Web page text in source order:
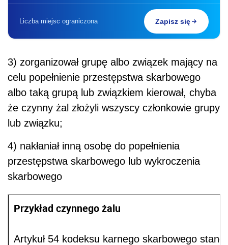
Liczba miejsc ograniczona Zapisz się
3) zorganizował grupę albo związek mający na
celu popełnienie przestępstwa skarbowego
albo taką grupą lub związkiem kierował, chyba
że czynny żal złożyli wszyscy członkowie grupy
lub związku;
4) nakłaniał inną osobę do popełnienia
przestępstwa skarbowego lub wykroczenia
skarbowego
Przykład czynnego żalu
Artykuł 54 kodeksu karnego skarbowego